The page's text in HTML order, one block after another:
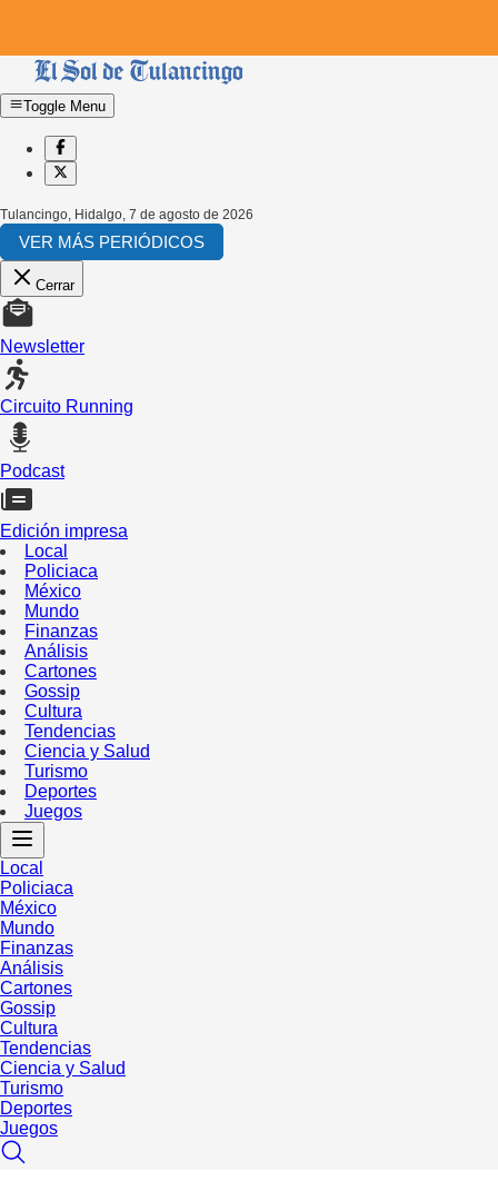
Toggle Menu
Tulancingo, Hidalgo, 7 de agosto de 2026
VER MÁS PERIÓDICOS
Cerrar
Newsletter
Circuito Running
Podcast
Edición impresa
Local
Policiaca
México
Mundo
Finanzas
Análisis
Cartones
Gossip
Cultura
Tendencias
Ciencia y Salud
Turismo
Deportes
Juegos
Local
Policiaca
México
Mundo
Finanzas
Análisis
Cartones
Gossip
Cultura
Tendencias
Ciencia y Salud
Turismo
Deportes
Juegos